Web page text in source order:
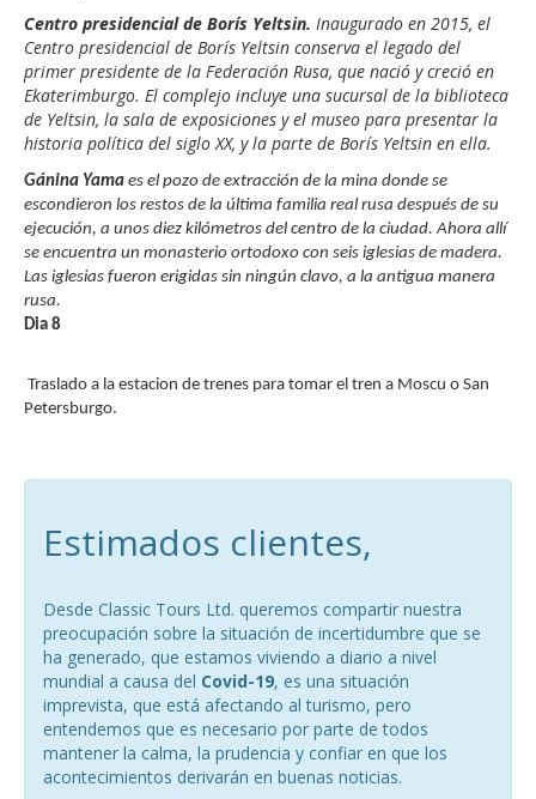
Centro presidencial de Borís Yeltsin. Inaugurado en 2015, el
Centro presidencial de Borís Yeltsin conserva el legado del
primer presidente de la Federación Rusa, que nació y creció en
Ekaterimburgo. El complejo incluye una sucursal de la biblioteca
de Yeltsin, la sala de exposiciones y el museo para presentar la
historia política del siglo XX, y la parte de Borís Yeltsin en ella.
Gánina Yama es el pozo de extracción de la mina donde se
escondieron los restos de la última familia real rusa después de su
ejecución, a unos diez kilómetros del centro de la ciudad. Ahora allí
se encuentra un monasterio ortodoxo con seis iglesias de madera.
Las iglesias fueron erigidas sin ningún clavo, a la antigua manera
rusa.
Dia 8
Traslado a la estacion de trenes para tomar el tren a Moscu o San
Petersburgo.
Estimados clientes,
Desde Classic Tours Ltd. queremos compartir nuestra
preocupación sobre la situación de incertidumbre que se
ha generado, que estamos viviendo a diario a nivel
mundial a causa del Covid-19, es una situación
imprevista, que está afectando al turismo, pero
entendemos que es necesario por parte de todos
mantener la calma, la prudencia y confiar en que los
acontecimientos derivarán en buenas noticias.